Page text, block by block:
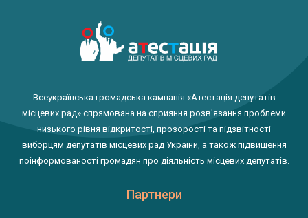
Всеукраїнська громадська кампанія «Атестація депутатів
місцевих рад» спрямована на сприяння розв'язання проблеми
низького рівня відкритості, прозорості та підзвітності
виборцям депутатів місцевих рад України, а також підвищення
поінформованості громадян про діяльність місцевих депутатів.
Партнери